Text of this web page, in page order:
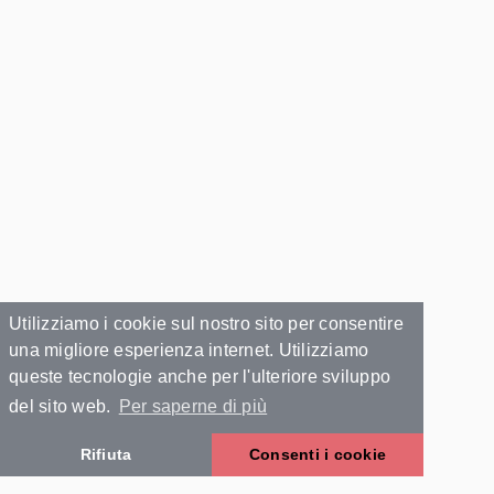
Utilizziamo i cookie sul nostro sito per consentire
una migliore esperienza internet. Utilizziamo
queste tecnologie anche per l'ulteriore sviluppo
del sito web.
Per saperne di più
Rifiuta Consenti i cookie